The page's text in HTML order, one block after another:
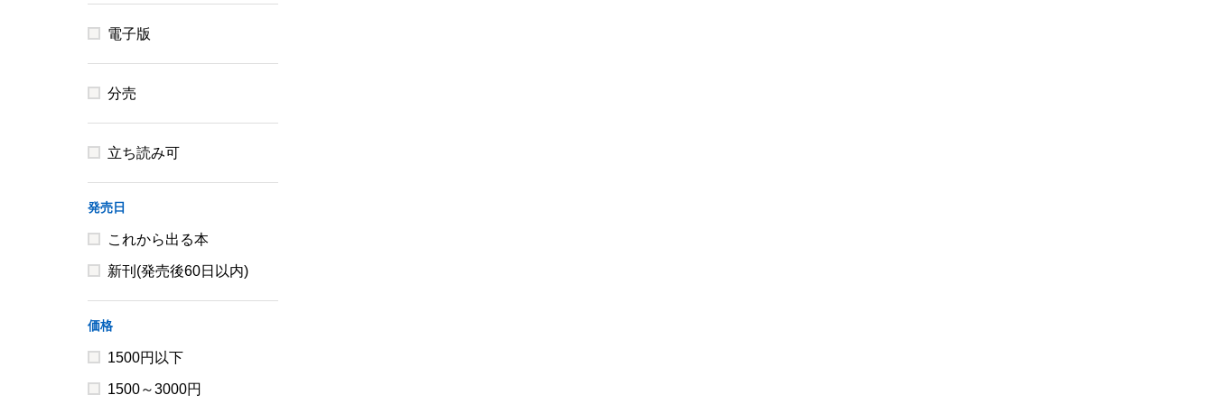
電子版
分売
立ち読み可
発売日
これから出る本
新刊(発売後60日以内)
価格
1500円以下
1500～3000円